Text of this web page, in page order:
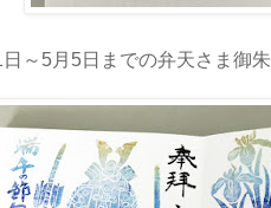
～5月5日までの弁天さま御